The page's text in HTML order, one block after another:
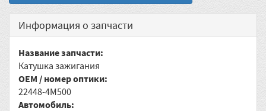
Информация о запчасти
Название запчасти:
Катушка зажигания
OEM / номер оптики:
22448-4M500
Автомобиль: